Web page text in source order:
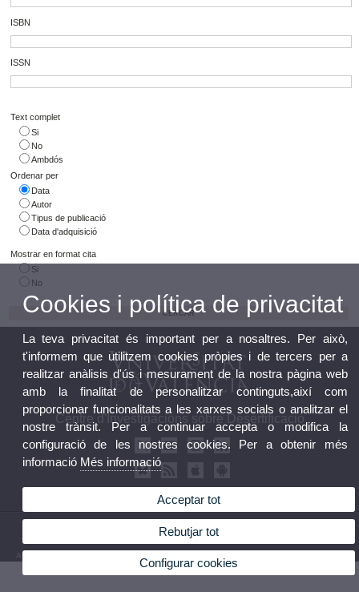
ISBN
ISSN
Text complet
Si
No
Ambdós
Ordenar per
Data
Autor
Tipus de publicació
Data d'adquisició
Mostrar en format cita
Si
No
Centre d'Investigacions sobre Desertificació
3424162
Avís legal
Cookies i política de privacitat
La teva privacitat és important per a nosaltres. Per això,
t'informem que utilitzem cookies pròpies i de tercers per a
realitzar anàlisis d'ús i mesurament de la nostra pàgina web
amb la finalitat de personalitzar continguts,així com
proporcionar funcionalitats a les xarxes socials o analitzar el
nostre trànsit. Per a continuar accepta o modifica la
configuració de les nostres cookies. Per a obtenir més
informació Més informació
Acceptar tot
Rebutjar tot
Configurar cookies